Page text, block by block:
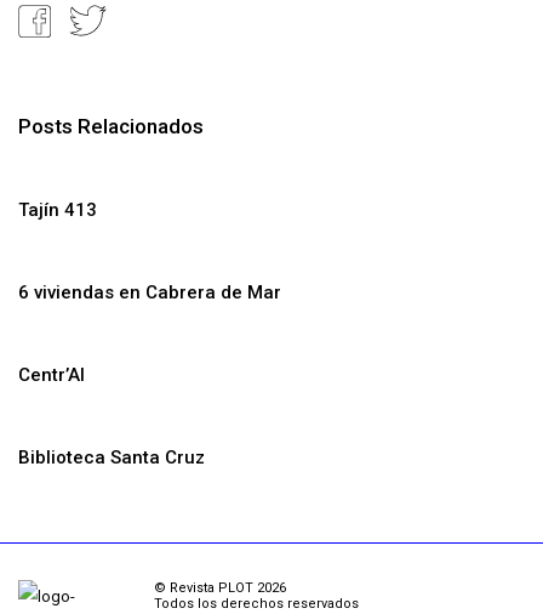
Posts Relacionados
Tajín 413
6 viviendas en Cabrera de Mar
Centr’Al
Biblioteca Santa Cruz
© Revista PLOT 2026
Todos los derechos reservados